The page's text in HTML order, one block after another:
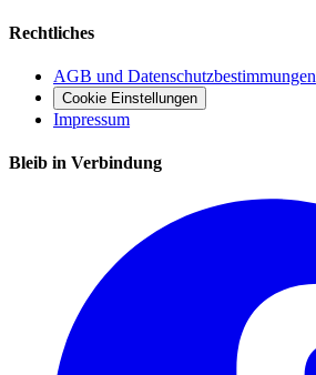
Rechtliches
AGB und Datenschutzbestimmungen
Cookie Einstellungen
Impressum
Bleib in Verbindung